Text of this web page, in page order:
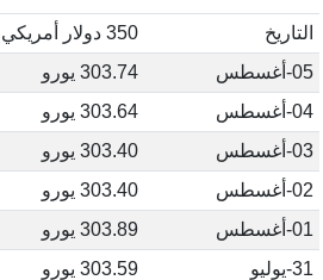
التاريخ
350 دولار أمريكي إلى يورو
05-أغسطس
303.74 يورو
04-أغسطس
303.64 يورو
03-أغسطس
303.40 يورو
02-أغسطس
303.40 يورو
01-أغسطس
303.89 يورو
31-يوليو
303.59 يورو